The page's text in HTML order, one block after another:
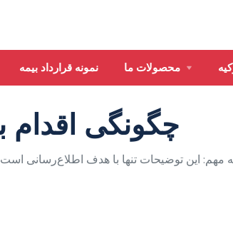
نمونه قرارداد بیمه محصولات ما
چگونگی اقدام
مهم: این توضیحات تنها با هدف اطلاع‌رسانی